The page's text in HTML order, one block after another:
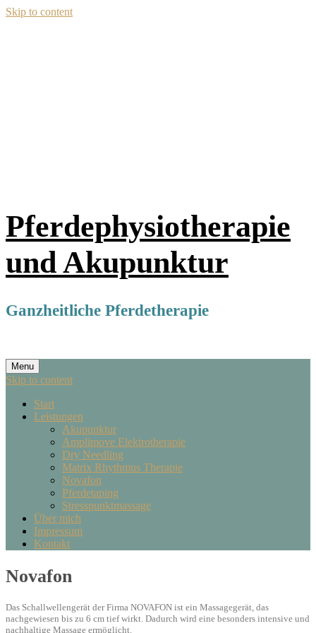
Skip to content
Pferdephysiotherapie
und Akupunktur
Ganzheitliche Pferdetherapie
Menu
Skip to content
Start
Leistungen
Akupunktur
Amplimove Elektrotherapie
Dry Needling
Matrix Rhythmus Therapie
Novafon
Pferdetaping
Stresspunktmassage
Über mich
Impressum
Kontakt
Novafon
Das Schallwellengerät der Firma NOVAFON ist ein Massagegerät, das
nachgewiesen bis zu 6 cm tief wirkt. Dadurch wird eine besonders intensive und
nachhaltige Massage ermöglicht.